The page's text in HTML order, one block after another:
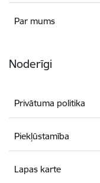
Par mums
Noderīgi
Privātuma politika
Piekļūstamība
Lapas karte